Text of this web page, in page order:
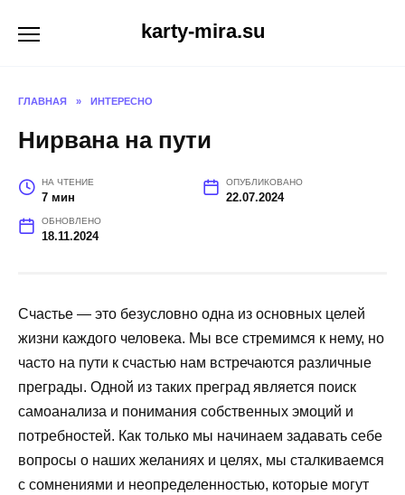
karty-mira.su
ГЛАВНАЯ » ИНТЕРЕСНО
Нирвана на пути
НА ЧТЕНИЕ
7 мин
ОПУБЛИКОВАНО
22.07.2024
ОБНОВЛЕНО
18.11.2024
Счастье — это безусловно одна из основных целей
жизни каждого человека. Мы все стремимся к нему, но
часто на пути к счастью нам встречаются различные
преграды. Одной из таких преград является поиск
самоанализа и понимания собственных эмоций и
потребностей. Как только мы начинаем задавать себе
вопросы о наших желаниях и целях, мы сталкиваемся
с сомнениями и неопределенностью, которые могут